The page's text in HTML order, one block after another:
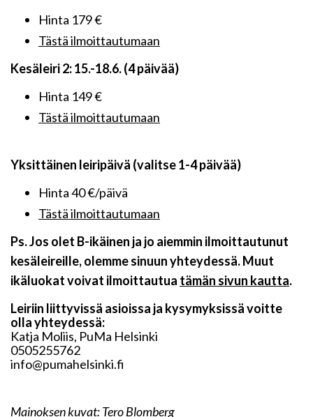
Hinta 179 €
Tästä ilmoittautumaan
Kesäleiri 2: 15.-18.6. (4 päivää)
Hinta 149 €
Tästä ilmoittautumaan
Yksittäinen leiripäivä (valitse 1-4 päivää)
Hinta 40 €/päivä
Tästä ilmoittautumaan
Ps. Jos olet B-ikäinen ja jo aiemmin ilmoittautunut
kesäleireille, olemme sinuun yhteydessä. Muut
ikäluokat voivat ilmoittautua tämän sivun kautta.
Leiriin liittyvissä asioissa ja kysymyksissä voitte
olla yhteydessä:
Katja Moliis, PuMa Helsinki
0505255762
info@pumahelsinki.fi
Mainoksen kuvat: Tero Blomberg